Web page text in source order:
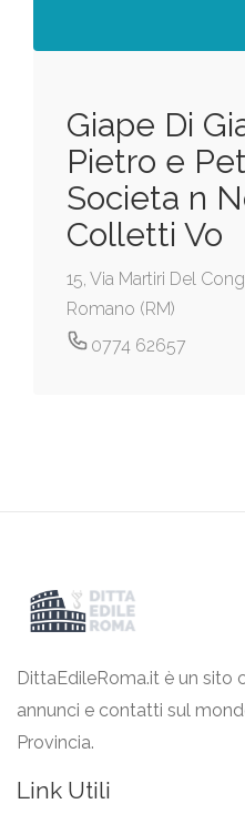
Giape Di
Pietro e
Societa n
Colletti Vo
15, Via Martiri Del
Romano (RM)
0774 62657
DittaEdileRoma.it è un sito
annunci e contatti sul
Provincia.
Link Utili